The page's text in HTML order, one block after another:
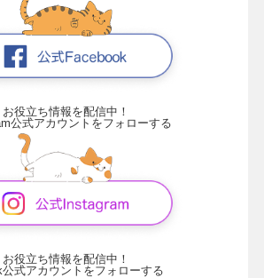
お役立ち情報を配信中！
公式アカウントをフォローする
お役立ち情報を配信中！
式アカウントをフォローする